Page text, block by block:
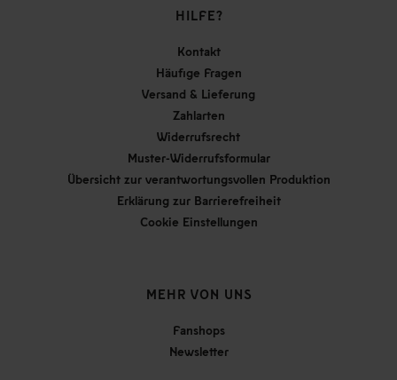
HILFE?
Kontakt
Häufige Fragen
Versand & Lieferung
Zahlarten
Widerrufsrecht
Muster-Widerrufsformular
Übersicht zur verantwortungsvollen Produktion
Erklärung zur Barrierefreiheit
Cookie Einstellungen
MEHR VON UNS
Fanshops
Newsletter